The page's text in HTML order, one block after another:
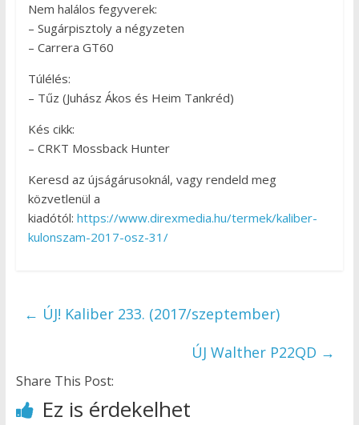
Nem halálos fegyverek:
– Sugárpisztoly a négyzeten
– Carrera GT60
Túlélés:
– Tűz (Juhász Ákos és Heim Tankréd)
Kés cikk:
– CRKT Mossback Hunter
Keresd az újságárusoknál, vagy rendeld meg
közvetlenül a
kiadótól: https://www.direxmedia.hu/termek/kaliber-
kulonszam-2017-osz-31/
← ÚJ! Kaliber 233. (2017/szeptember)
ÚJ Walther P22QD →
Share This Post:
Ez is érdekelhet